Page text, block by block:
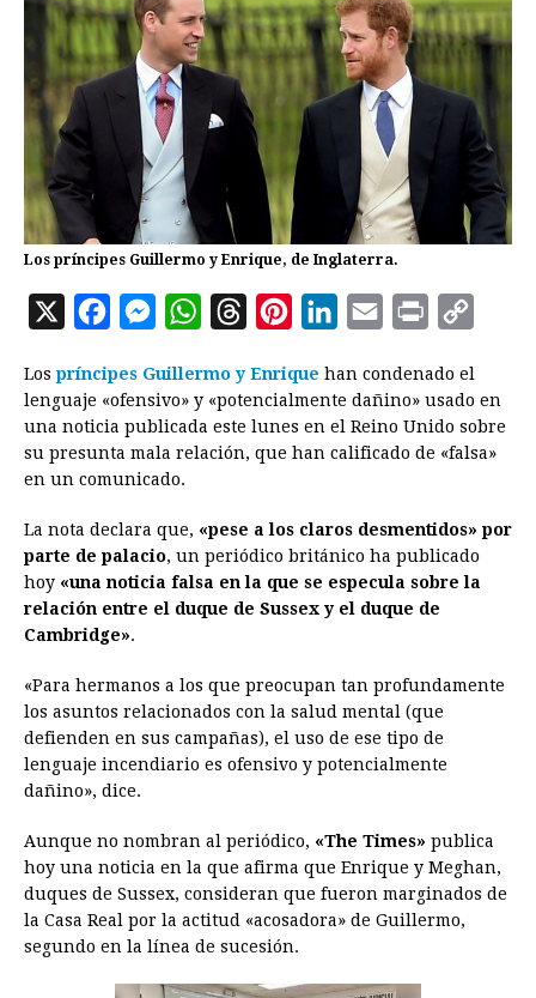
Los príncipes Guillermo y Enrique, de Inglaterra.
X
c
e
b
o
o
k
M
s
s
e
n
g
e
r
W
a
t
s
p
p
r
e
a
s
n
t
e
e
s
n
k
e
I
n
a
i
l
i
n
t
p
y
L
n
k
Los príncipes Guillermo y Enrique han condenado el
lenguaje «ofensivo» y «potencialmente dañino» usado en
una noticia publicada este lunes en el Reino Unido sobre
su presunta mala relación, que han calificado de «falsa»
en un comunicado.
La nota declara que, «pese a los claros desmentidos» por
parte de palacio, un periódico británico ha publicado
hoy «una noticia falsa en la que se especula sobre la
relación entre el duque de Sussex y el duque de
Cambridge».
«Para hermanos a los que preocupan tan profundamente
los asuntos relacionados con la salud mental (que
defienden en sus campañas), el uso de ese tipo de
lenguaje incendiario es ofensivo y potencialmente
dañino», dice.
Aunque no nombran al periódico, «The Times» publica
hoy una noticia en la que afirma que Enrique y Meghan,
duques de Sussex, consideran que fueron marginados de
la Casa Real por la actitud «acosadora» de Guillermo,
segundo en la línea de sucesión.